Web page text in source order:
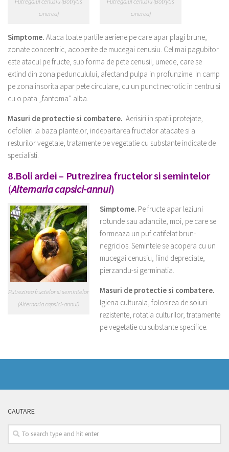
cinerea)
cinerea)
Simptome. Ataca toate partile aeriene pe care apar plagi brune,
zonate concentric, acoperite de mucegai cenusiu. Cel mai pagubitor
este atacul pe fructe, sub forma de pete cenusii, umede, care se
extind din zona pedunculului, afectand pulpa in profunzime. In camp
pe zona insorita apar pete circulare, cu un punct necrotic in centru si
cu o pata „fantoma” alba.
Masuri de protectie si combatere. Aerisiri in spatii protejate,
defolieri la baza plantelor, indepartarea fructelor atacate si a
resturilor vegetale, tratamente pe vegetatie cu substante indicate de
specialisti.
8.Boli ardei – Putrezirea fructelor si semintelor
(Alternaria capsici-annui)
Putrezirea fructelor si semintelor
(Alternaria capsici-annui)
Simptome. Pe fructe apar leziuni
rotunde sau adancite, moi, pe care se
formeaza un puf catifelat brun-
negricios. Semintele se acopera cu un
mucegai cenusiu, fiind depreciate,
pierzandu-si germinatia.
Masuri de protectie si combatere.
Igiena culturala, folosirea de soiuri
rezistente, rotatia culturilor, tratamente
pe vegetatie cu substante specifice.
CAUTARE